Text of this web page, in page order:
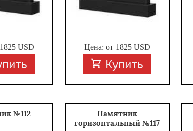
1825USD Цена: от 1825USD
Купить
№112
Памятник
горизонтальный №117